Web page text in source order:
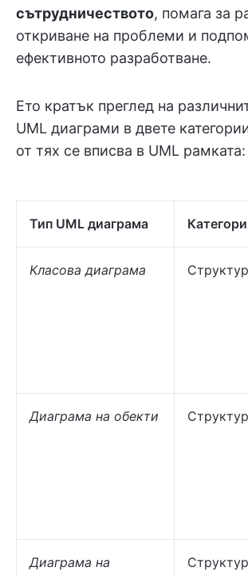
сътрудничеството, помага за
откриване на проблеми и
ефективното разработване.
Ето кратък преглед на
UML диаграми в двете
от тях се вписва в UML рамката:
Тип UML диаграма
Класова диаграма
Диаграма на обекти
Диаграма на